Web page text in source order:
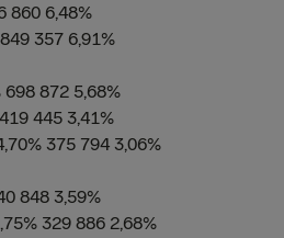
860 6,48%
357 6,91%
698 872 5,68%
445 3,41%
375 794 3,06%
848 3,59%
329 886 2,68%